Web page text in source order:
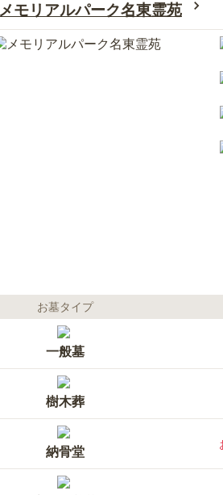
メモリアルパーク名東霊苑
お墓タイプ
一般墓
樹木葬
納骨堂